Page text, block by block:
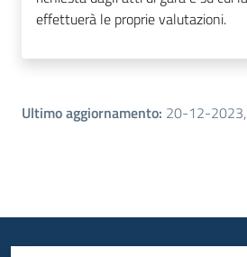
effettuerà le proprie valutazioni.
Ultimo aggiornamento: 20-12-